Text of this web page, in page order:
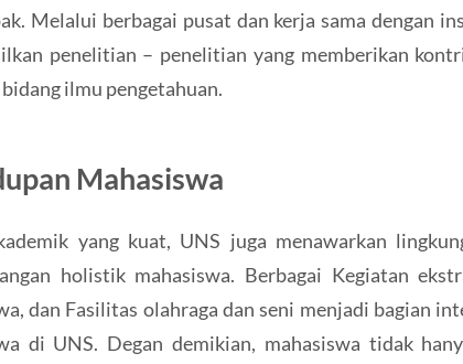
Melalui berbagai pusat dan kerja sama dengan
penelitian – penelitian yang memberikan
ilmu pengetahuan.
Mahasiswa
yang kuat, UNS juga menawarkan
holistik mahasiswa. Berbagai Kegiatan
dan Fasilitas olahraga dan seni menjadi bagian
di UNS. Degan demikian, mahasiswa tidak